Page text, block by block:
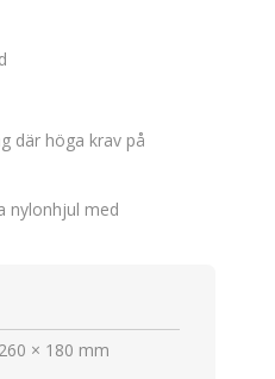
där höga krav på
nylonhjul med
× 180 mm